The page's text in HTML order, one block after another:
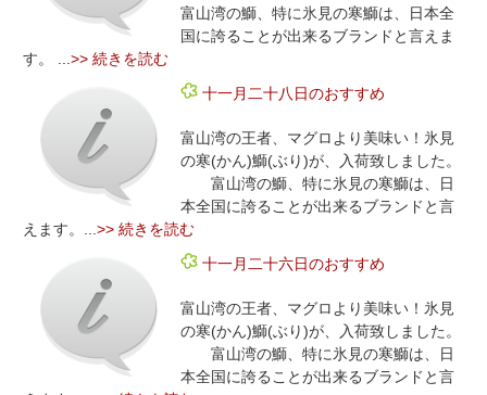
富山湾の鰤、特に氷見の寒鰤は、日本全
国に誇ることが出来るブランドと言えま
す。 ...>> 続きを読む
十一月二十八日のおすすめ
富山湾の王者、マグロより美味い！氷見
の寒(かん)鰤(ぶり)が、入荷致しました。
富山湾の鰤、特に氷見の寒鰤は、日
本全国に誇ることが出来るブランドと言
えます。...>> 続きを読む
十一月二十六日のおすすめ
富山湾の王者、マグロより美味い！氷見
の寒(かん)鰤(ぶり)が、入荷致しました。
富山湾の鰤、特に氷見の寒鰤は、日
本全国に誇ることが出来るブランドと言